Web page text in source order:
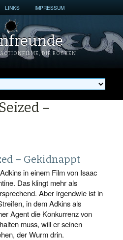
LINKS IMPRESSUM
DIE ROCKEN!
–
– Gekidnappt
in einem Film von Isaac
Das klingt mehr als
Aber irgendwie ist in
in dem Adkins als
Agent die Konkurrenz von
muss, will er seinen
der Wurm drin.